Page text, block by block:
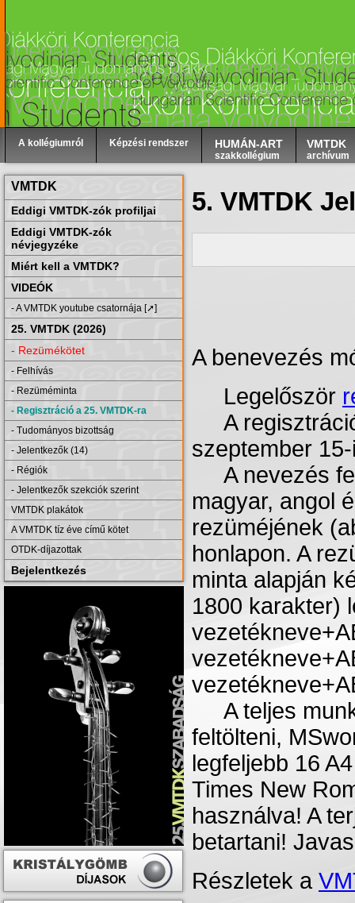
A kollégiumról Képzési rendszer HUMÁN-ART
szakkollégium
VMTDK
archívum
VMTDK
Eddigi VMTDK-zók profiljai
Eddigi VMTDK-zók
névjegyzéke
Miért kell a VMTDK?
VIDEÓK
- A VMTDK youtube csatornája [➚]
25. VMTDK (2026)
- Rezümékötet
- Felhívás
- Rezüméminta
- Regisztráció a 25. VMTDK-ra
- Tudományos bizottság
- Jelentkezők (14)
- Régiók
- Jelentkezők szekciók szerint
VMTDK plakátok
A VMTDK tíz éve című kötet
OTDK-díjazottak
Bejelentkezés
5. VMTDK
A benevezés
Legelőször
A
szeptember
A nevezés
magyar, angol
rezüméjének (
honlapon. A
minta alapján
1800 karakter)
Ateljes
feltölteni,
legfeljebb 16 A4
Times New
használva! A
betartani!
Részletek a